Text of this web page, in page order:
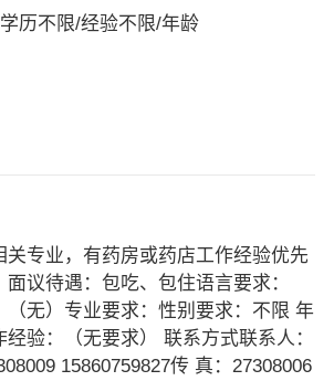
历不限/经验不限/年龄
关专业，有药房或药店工作经验优先
议待遇：包吃、包住语言要求：
（无）专业要求：性别要求：不限 年
验：（无要求） 联系方式联系人：
15860759827传 真：27308006